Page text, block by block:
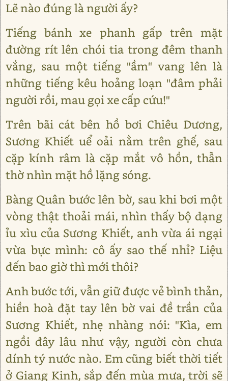
Lẽ nào đúng là người ấy?
Tiếng bánh xe phanh gấp trên mặt
đường rít lên chói tia trong đêm thanh
vắng, sau một tiếng "ầm" vang lên là
những tiếng kêu hoảng loạn "đâm phải
người rồi, mau gọi xe cấp cứu!"
Trên bãi cát bên hồ bơi Chiêu Dương,
Sương Khiết uể oải nằm trên ghế, sau
cặp kính râm là cặp mắt vô hồn, thẫn
thờ nhìn mặt hồ lặng sóng.
Bàng Quân bước lên bờ, sau khi bơi một
vòng thật thoải mái, nhìn thấy bộ dạng
ỉu xìu của Sương Khiết, anh vừa ái ngại
vừa bực mình: cô ấy sao thế nhỉ? Liệu
đến bao giờ thì mới thôi?
Anh bước tới, vẫn giữ được vẻ bình thản,
hiền hoà đặt tay lên bờ vai đề trần của
Sương Khiết, nhẹ nhàng nói: "Kìa, em
ngồi đây lâu như vậy, người còn chưa
dính tý nước nào. Em cũng biết thời tiết
ở Giang Kinh, sắp đến mùa mưa, trời sẽ